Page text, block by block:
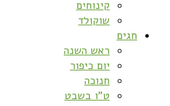
קינוחים
שוקולד
חגים
ראש השנה
יום כיפור
חנוכה
ט”ו בשבט